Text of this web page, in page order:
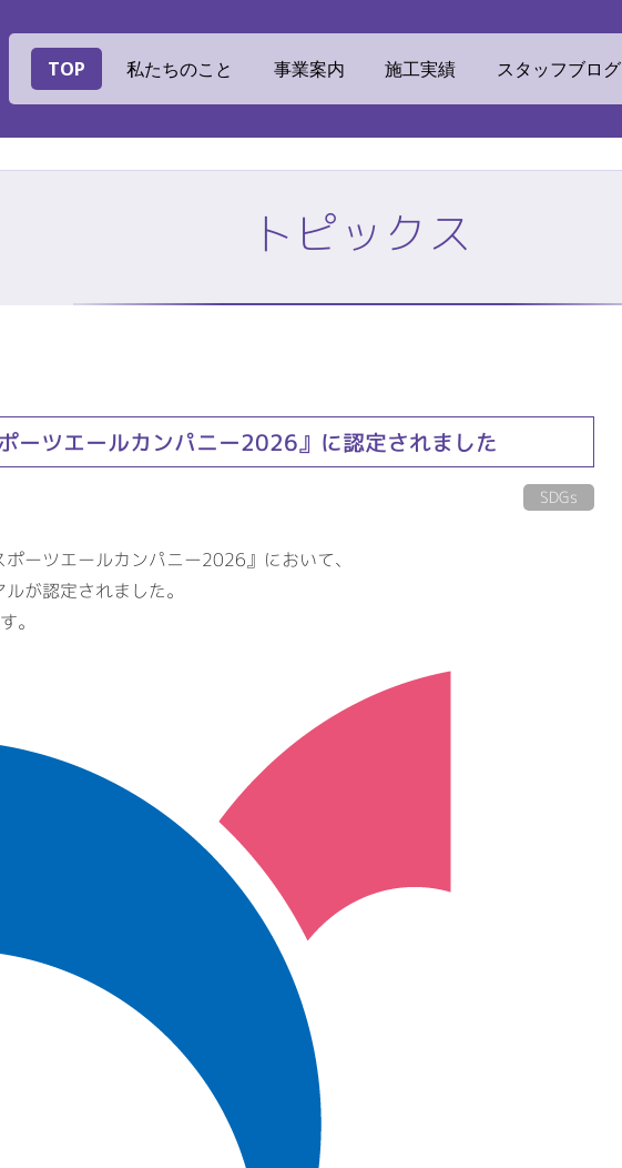
会社ミツイバウマテリアル
TOP 私たちのこと
代表挨拶・経営理念 ビジネスドメイン
専用加工センター オフィス環境
事業案内
建築素材
その他事業
ECOリフォーム
リンカルジャパン
施工実績 スタッフブログ
私たちのこと
環境への取組
ISO認証
事業案内
トピックス
ポーツエールカンパニー2026』に認定されました
SDGs
ーツエールカンパニー2026』において、
が認定されました。
。